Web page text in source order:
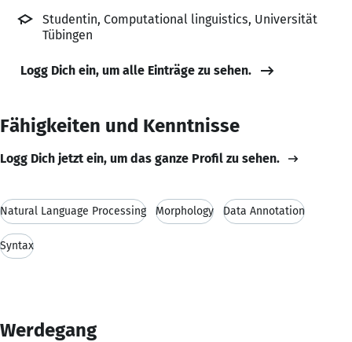
Studentin, Computational linguistics, Universität
Tübingen
Logg Dich ein, um alle Einträge zu sehen.
Fähigkeiten und Kenntnisse
Logg Dich jetzt ein, um das ganze Profil zu sehen.
Natural Language Processing Morphology Data Annotation
Syntax
Werdegang